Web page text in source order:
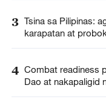
3 Tsina sa Pilipinas:
karapatan at
4 Combat readiness
Dao at nakapaligid